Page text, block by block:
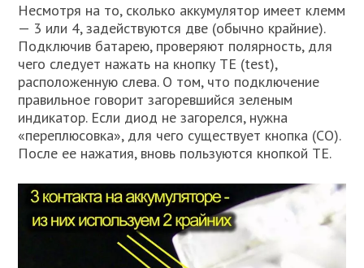
Несмотря на то, сколько аккумулятор имеет клемм
— 3 или 4, задействуются две (обычно крайние).
Подключив батарею, проверяют полярность, для
чего следует нажать на кнопку TE (test),
расположенную слева. О том, что подключение
правильное говорит загоревшийся зеленым
индикатор. Если диод не загорелся, нужна
«переплюсовка», для чего существует кнопка (СО).
После ее нажатия, вновь пользуются кнопкой ТЕ.